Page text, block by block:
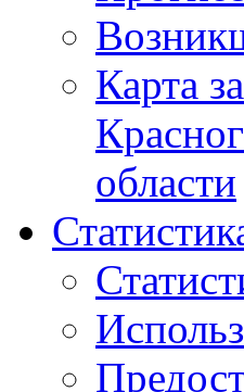
Карта
области